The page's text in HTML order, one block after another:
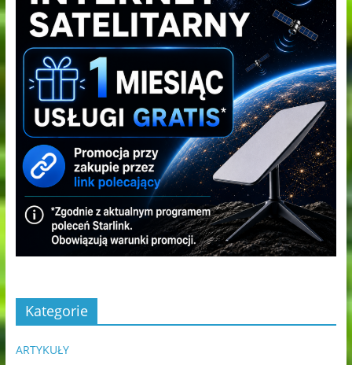
Kategorie
ARTYKUŁY